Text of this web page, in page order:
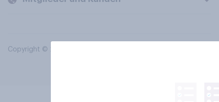
Copyright © 2026 YouGov PLC. Alle Rechte vorbehalten.